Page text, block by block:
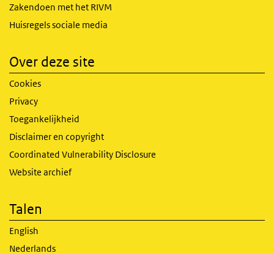
Zakendoen met het RIVM
Huisregels sociale media
Over deze site
Cookies
Privacy
Toegankelijkheid
Disclaimer en copyright
Coordinated Vulnerability Disclosure
Website archief
Talen
English
Nederlands